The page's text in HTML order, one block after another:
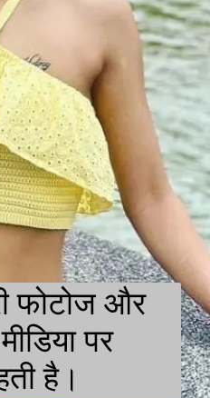
फोटोज और
पर
है।